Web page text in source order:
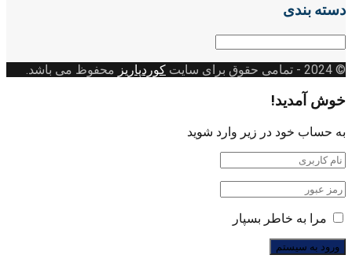
دسته بندی
دسته
© 2024
- تمامی حقوق برای سایت کوردپاریز محفوظ می باشد.
خوش آمدید!
به حساب خود در زیر وارد شوید
مرا به خاطر بسپار